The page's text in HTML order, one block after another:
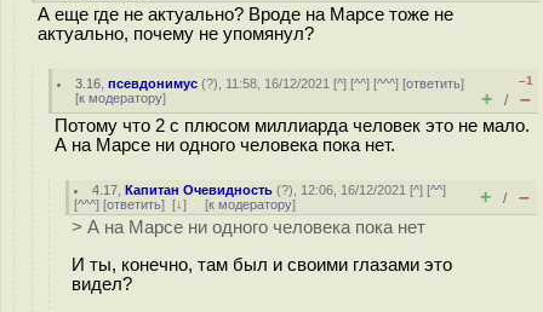
А еще где не актуально? Вроде на Марсе тоже не
актуально, почему не упомянул?
3.16 ,псевдонимус (?), 11:58, 16/12/2021 [^] [^^] [^^^] [ответить]
[к модератору]
–1
+ / –
Потому что 2 с плюсом миллиарда человек это не мало.
А на Марсе ни одного человека пока нет.
4.17 ,Капитан Очевидность (?), 12:06, 16/12/2021 [^] [^^]
[^^^] [ответить] [↓] [к модератору] + / –
> А на Марсе ни одного человека пока нет
И ты, конечно, там был и своими глазами это
видел?